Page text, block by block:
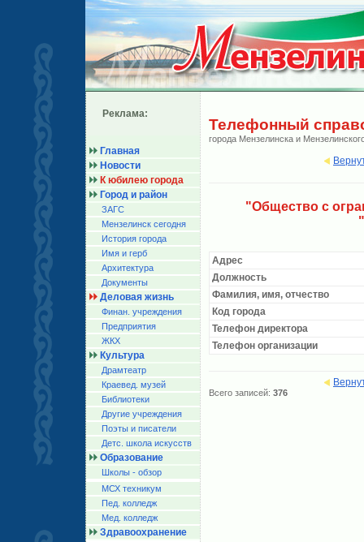
Реклама:
Главная
Новости
К юбилею города
Город и район
ЗАГС
Мензелинск сегодня
История города
Имя и герб
Архитектура
Документы
Деловая жизнь
Финан. учреждения
Предприятия
ЖКХ
Культура
Драмтеатр
Краевед. музей
Библиотеки
Другие учреждения
Поэты и писатели
Детс. школа искусств
Образование
Школы - обзор
МСХ техникум
Пед. колледж
Мед. колледж
Здравоохранение
Телефонный
города Мензелинска и
"Общество с
Адрес
Должность
Фамилия, имя, отчество
Код города
Телефон директора
Телефон организации
Всего записей: 376